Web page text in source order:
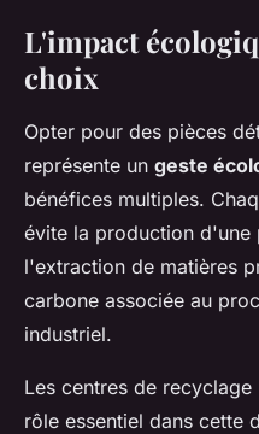
L'impact
choix
Opter pour des pièces
représente un geste
bénéfices multiples.
évite la production d'une
l'extraction de matières
carbone associée au
industriel.
Les centres de
rôle essentiel dans cette